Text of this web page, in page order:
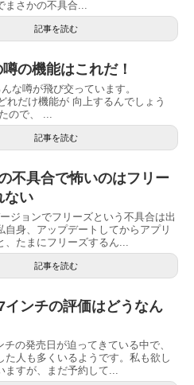
まさかの不具合...
記事を読む
の機能はこれだ！
な噂が飛び交っています。
れだけ機能が 向上するんでしょう
ので、 ...
記事を読む
不具合で怖いのはフリー
ない
ジョンでフリーズという不具合は出
自身、アップデートしてからアプリ
、たまにフリーズするん...
記事を読む
ンチの評価はどうなん
チの発売日が迫ってきている中で、
た人も多くいるようです。私も欲し
ますが、まだ予約して...